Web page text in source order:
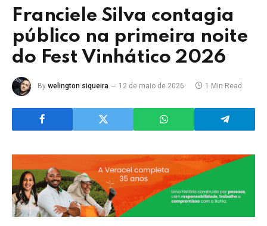
Franciele Silva contagia
público na primeira noite
do Fest Vinhático 2026
By welington siqueira 12 de maio de 2026 1 Min Read